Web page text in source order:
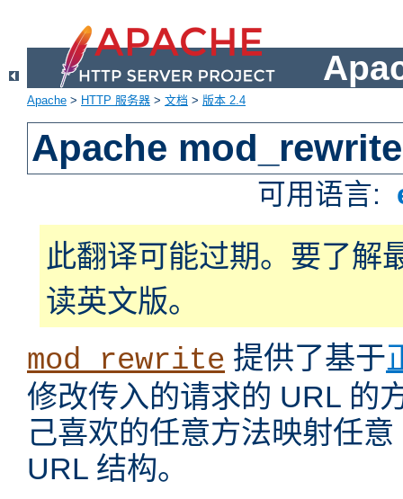
Apache > HTTP 服务器 > 文档 > 版本 2.4
Apache mod_rewrite
可用语言:
此翻译可能过期。要了解
读英文版。
mod_rewrite 提供了基于
修改传入的请求的 URL 的
己喜欢的任意方法映射任
URL 结构。